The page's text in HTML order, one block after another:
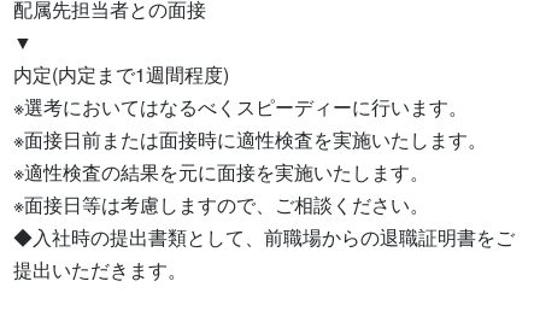
配属先担当者との面接
▼
内定(内定まで1週間程度)
※選考においてはなるべくスピーディーに行います。
※面接日前または面接時に適性検査を実施いたします。
※適性検査の結果を元に面接を実施いたします。
※面接日等は考慮しますので、ご相談ください。
◆入社時の提出書類として、前職場からの退職証明書をご
提出いただきます。